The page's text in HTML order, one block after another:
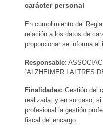
carácter personal
En cumplimiento del
relación a los datos de
proporcionar se informa al
Responsable:
´ALZHEIMER I ALTRES
Finalidades: Gestión del
realizada, y en su caso, si
profesional la gestión
fiscal del encargo.